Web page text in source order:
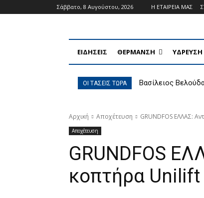
Σάββατο, 8 Αυγούστου, 2026 Η ΕΤΑΙΡΕΙΑ ΜΑΣ
ΕΙΔΗΣΕΙΣ ΘΕΡΜΑΝΣΗ ΥΔΡΕΥΣΗ
ΟΙ ΤΑΣΕΙΣ ΤΩΡΑ
Βασίλειος
Αρχική Αποχέτευση GRUNDFOS ΕΛΛΑΣ:
Αποχέτευση
GRUNDFOS
κοπτήρα Unilift